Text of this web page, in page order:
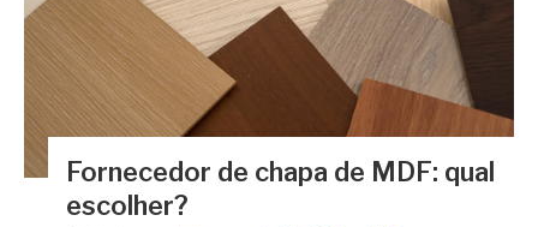
Fornecedor de chapa de MDF: qual
escolher?